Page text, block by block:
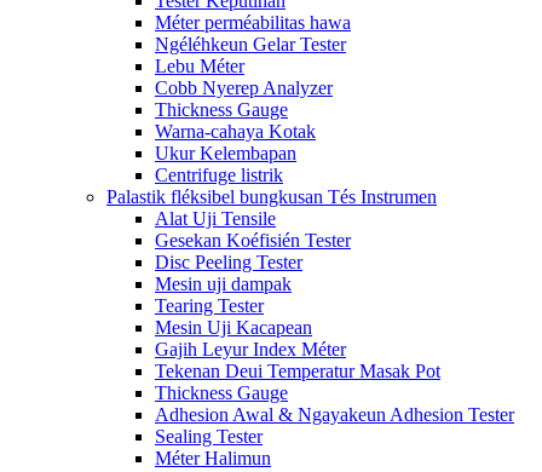
Méter perméabilitas hawa
Ngéléhkeun Gelar Tester
Lebu Méter
Cobb Nyerep Analyzer
Thickness Gauge
Warna-cahaya Kotak
Ukur Kelembapan
Centrifuge listrik
Palastik fléksibel bungkusan Tés Instrumen
Alat Uji Tensile
Gesekan Koéfisién Tester
Disc Peeling Tester
Mesin uji dampak
Tearing Tester
Mesin Uji Kacapean
Gajih Leyur Index Méter
Tekenan Deui Temperatur Masak Pot
Thickness Gauge
Adhesion Awal & Ngayakeun Adhesion Tester
Sealing Tester
Méter Halimun